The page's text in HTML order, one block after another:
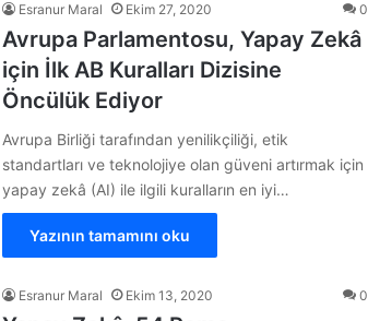
Esranur Maral Ekim 27, 2020 0
Avrupa Parlamentosu, Yapay Zekâ
için İlk AB Kuralları Dizisine
Öncülük Ediyor
Avrupa Birliği tarafından yenilikçiliği, etik
standartları ve teknolojiye olan güveni artırmak için
yapay zekâ (AI) ile ilgili kuralların en iyi…
Yazının tamamını oku
Esranur Maral Ekim 13, 2020 0